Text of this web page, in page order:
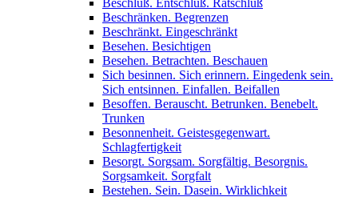
Beschluß. Entschluß. Ratschluß
Beschränken. Begrenzen
Beschränkt. Eingeschränkt
Besehen. Besichtigen
Besehen. Betrachten. Beschauen
Sich besinnen. Sich erinnern. Eingedenk sein.
Sich entsinnen. Einfallen. Beifallen
Besoffen. Berauscht. Betrunken. Benebelt.
Trunken
Besonnenheit. Geistesgegenwart.
Schlagfertigkeit
Besorgt. Sorgsam. Sorgfältig. Besorgnis.
Sorgsamkeit. Sorgfalt
Bestehen. Sein. Dasein. Wirklichkeit